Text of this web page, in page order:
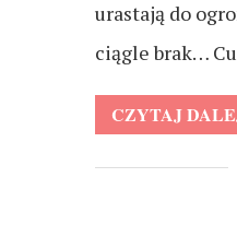
urastają do
ciągle brak…
CZYTAJ